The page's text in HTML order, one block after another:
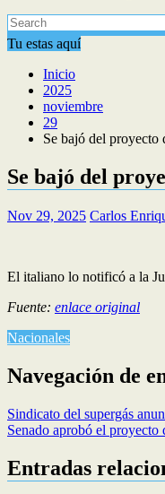
Tu estas aquí
Inicio
2025
noviembre
29
Se bajó del
Se bajó del
Nov 29, 2025 Carlos
El italiano lo notificó a la
Fuente: enlace original
Nacionales
Navegación de
Sindicato del supergás
Senado aprobó el
Entradas